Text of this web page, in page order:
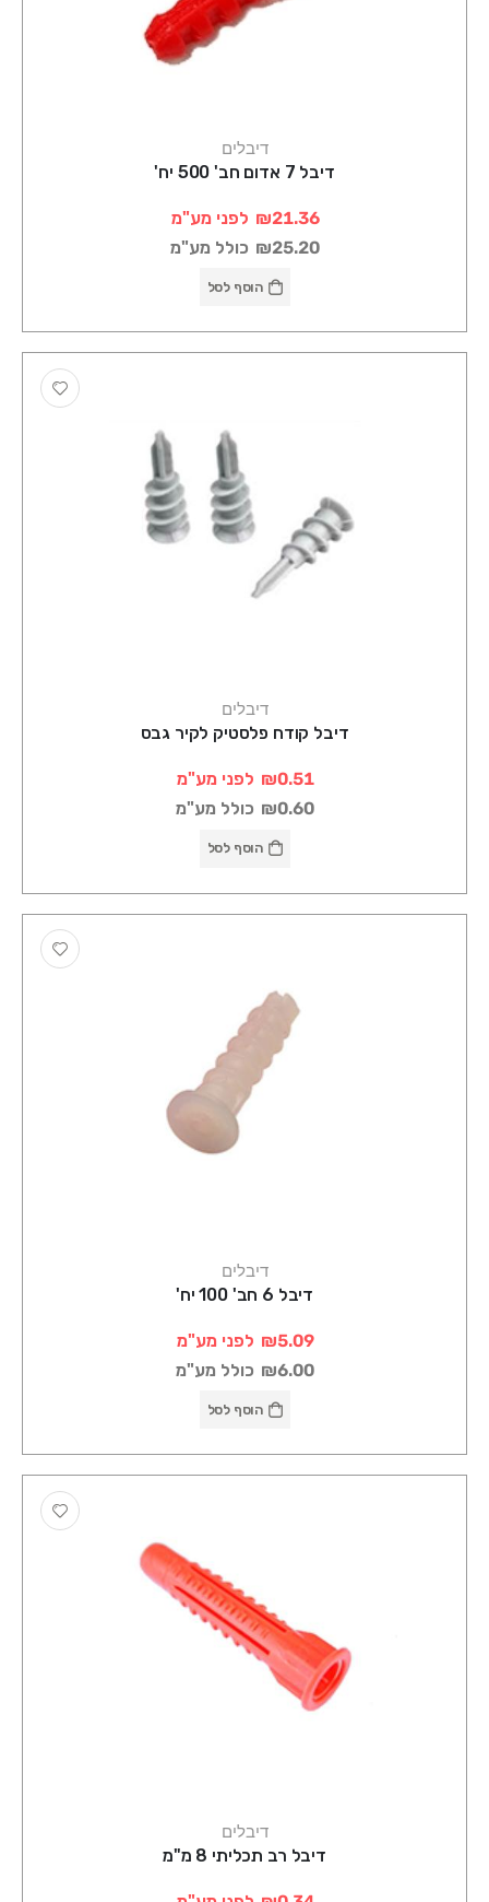
דיבלים
דיבל 7 אדום חב' 500 יח'
₪21.36 לפני מע"מ
₪25.20 כולל מע"מ
הוסף לסל
דיבלים
דיבל קודח פלסטיק לקיר גבס
₪0.51 לפני מע"מ
₪0.60 כולל מע"מ
הוסף לסל
דיבלים
דיבל 6 חב' 100 יח'
₪5.09 לפני מע"מ
₪6.00 כולל מע"מ
הוסף לסל
דיבלים
דיבל רב תכליתי 8 מ"מ